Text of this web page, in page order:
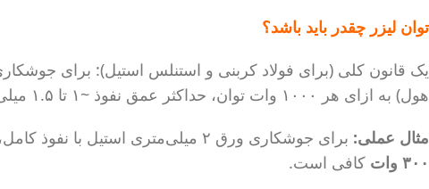
توان لیزر چقدر باید باشد؟
هول) به ازای هر ۱۰۰۰ وات توان، حداکثر عمق نفوذ ~۱ تا ۱.۵ میلی‌متر.
مثال عملی: برای جوشکاری ورق ۲ میلی‌متری استیل با نفوذ کامل، حداقل به لیزر
۳۰۰ وات
کافی است.